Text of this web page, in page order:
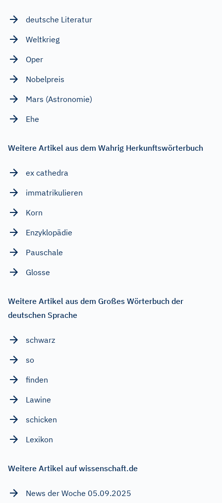
deutsche Literatur
Weltkrieg
Oper
Nobelpreis
Mars (Astronomie)
Ehe
Weitere Artikel aus dem Wahrig Herkunftswörterbuch
ex cathedra
immatrikulieren
Korn
Enzyklopädie
Pauschale
Glosse
Weitere Artikel aus dem Großes Wörterbuch der
deutschen Sprache
schwarz
so
finden
Lawine
schicken
Lexikon
Weitere Artikel auf wissenschaft.de
News der Woche 05.09.2025